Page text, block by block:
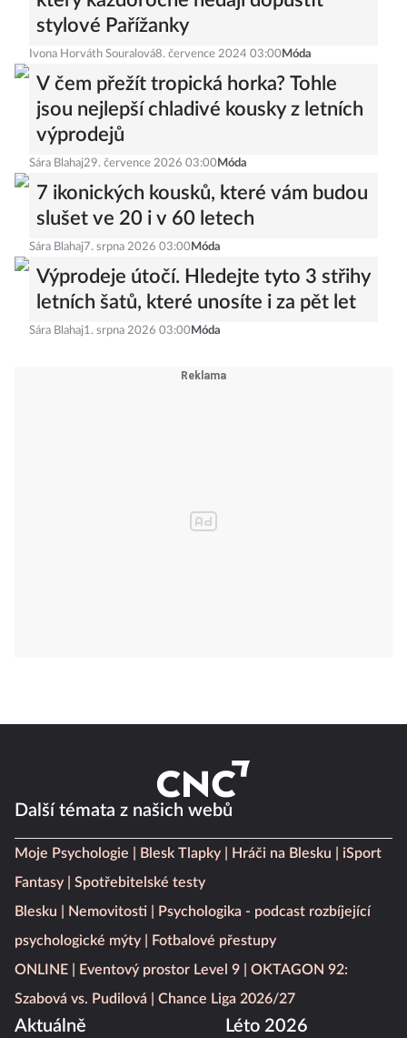
stylové Pařížanky
Ivona Horváth Souralová8. července 2024 03:00 Móda
V čem přežít tropická horka? Tohle
jsou nejlepší chladivé kousky z letních
výprodejů
Sára Blahaj29. července 2026 03:00 Móda
7 ikonických kousků, které vám budou
slušet ve 20 i v 60 letech
Sára Blahaj 7. srpna 2026 03:00 Móda
Výprodeje útočí. Hledejte tyto 3 střihy
letních šatů, které unosíte i za pět let
Sára Blahaj1. srpna 2026 03:00 Móda
Další témata z našich webů
Moje Psychologie Blesk Tlapky Hráči na Blesku
iSport
Fantasy
Spotřebitelské testy
Blesku
Nemovitosti
Psychologika - podcast rozbíjející
psychologické mýty
Fotbalové přestupy
ONLINE
Eventový prostor Level 9
OKTAGON 92:
Szabová vs. Pudilová
Chance Liga 2026/27
Aktuálně Léto 2026